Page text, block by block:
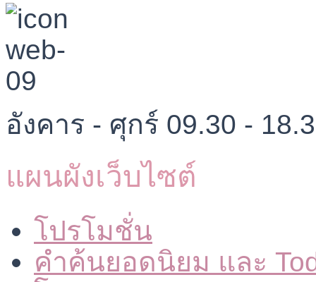
อังคาร - ศุกร์ 09.30 -
แผนผังเว็บไซต์
โปรโมชั่น
คำค้นยอดนิยม และ